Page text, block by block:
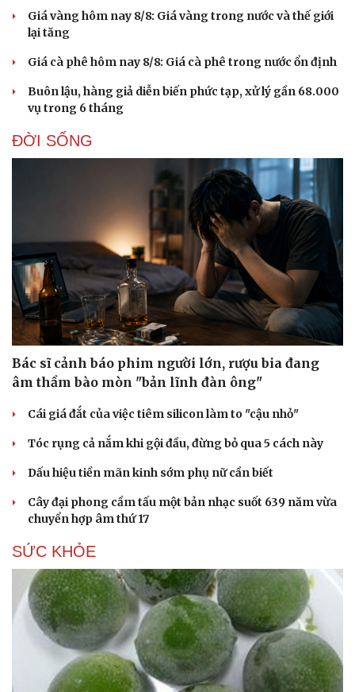
Giá vàng hôm nay 8/8: Giá vàng trong nước và thế giới
lại tăng
Giá cà phê hôm nay 8/8: Giá cà phê trong nước ổn định
Buôn lậu, hàng giả diễn biến phức tạp, xử lý gần 68.000
vụ trong 6 tháng
ĐỜI SỐNG
Bác sĩ cảnh báo phim người lớn, rượu bia đang
âm thầm bào mòn "bản lĩnh đàn ông"
Cái giá đắt của việc tiêm silicon làm to "cậu nhỏ"
Tóc rụng cả nắm khi gội đầu, đừng bỏ qua 5 cách này
Dấu hiệu tiền mãn kinh sớm phụ nữ cần biết
Cây đại phong cầm tấu một bản nhạc suốt 639 năm vừa
chuyển hợp âm thứ 17
SỨC KHỎE